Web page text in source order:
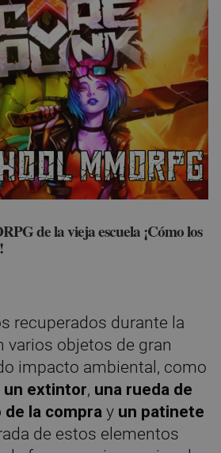
de la vieja escuela ¡Cómo los
recuperados durante la
varios objetos de gran
impacto ambiental, como
un extintor, una rueda de
de la compra y un patinete
de estos elementos